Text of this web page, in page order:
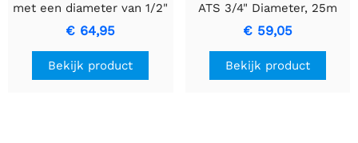
met een diameter van 1/2"
en een lengte van 50m.
€ 64,95
Bekijk product
ATS 3/4" Diameter, 25m
slang
€ 59,05
Bekijk product